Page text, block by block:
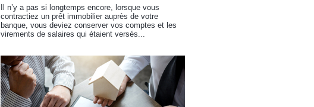
Il n’y a pas si longtemps encore, lorsque vous
contractiez un prêt immobilier auprès de votre
banque, vous deviez conserver vos comptes et les
virements de salaires qui étaient versés...